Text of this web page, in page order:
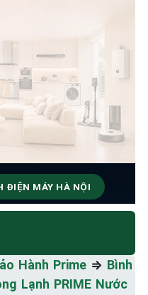
ĐIỆN MÁY HÀ NỘI
HÀNH
Tối Ưu • Chi Phí Tối
Hành Prime ⇒ Bình
Lạnh PRIME Nước